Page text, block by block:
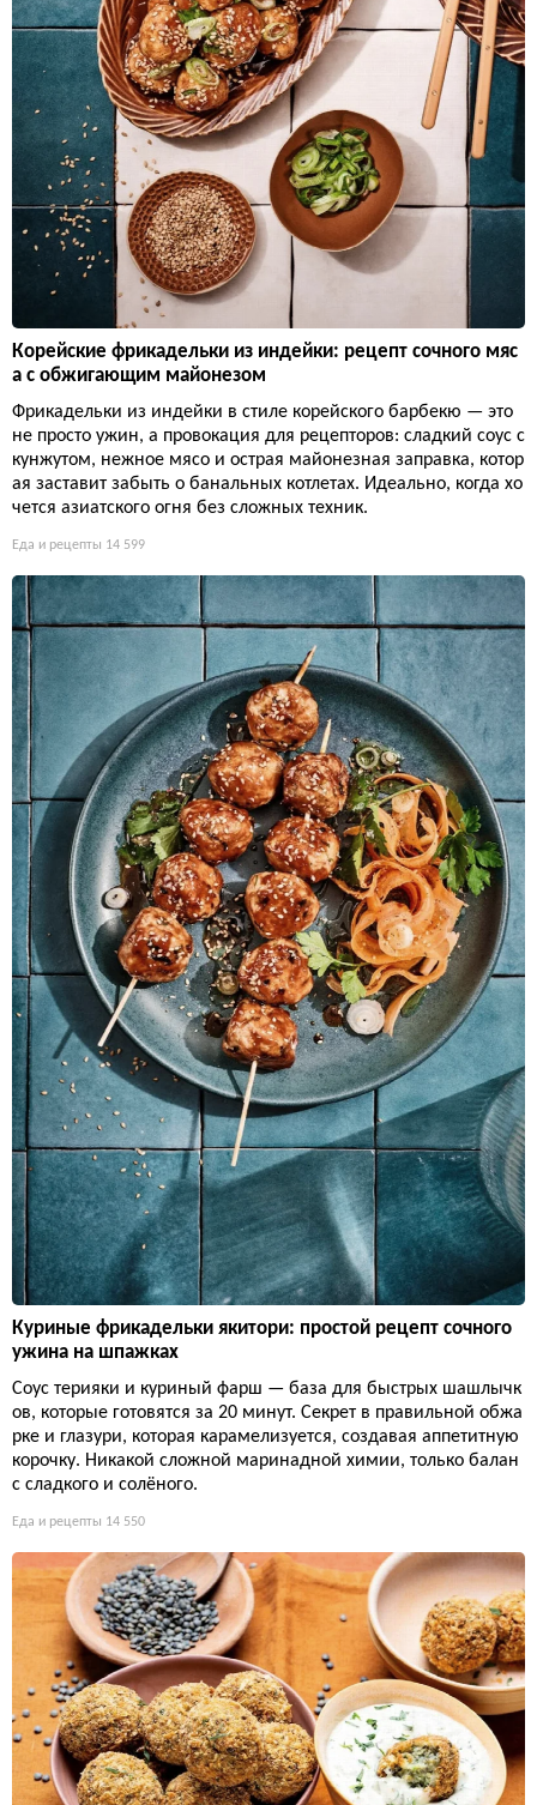
Корейские фрикадельки из индейки: рецепт сочного мяс
а с обжигающим майонезом
Фрикадельки из индейки в стиле корейского барбекю — это
не просто ужин, а провокация для рецепторов: сладкий соус с
кунжутом, нежное мясо и острая майонезная заправка, котор
ая заставит забыть о банальных котлетах. Идеально, когда хо
чется азиатского огня без сложных техник.
Еда и рецепты 14 599
Куриные фрикадельки якитори: простой рецепт сочного
ужина на шпажках
Соус терияки и куриный фарш — база для быстрых шашлычк
ов, которые готовятся за 20 минут. Секрет в правильной обжа
рке и глазури, которая карамелизуется, создавая аппетитную
корочку. Никакой сложной маринадной химии, только балан
с сладкого и солёного.
Еда и рецепты 14 550